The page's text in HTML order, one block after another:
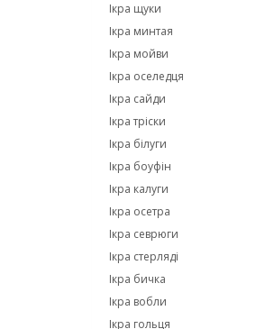
Ікра щуки
Ікра минтая
Ікра мойви
Ікра оселедця
Ікра сайди
Ікра тріски
Ікра білуги
Ікра боуфін
Ікра калуги
Ікра осетра
Ікра севрюги
Ікра стерляді
Ікра бичка
Ікра вобли
Ікра гольця